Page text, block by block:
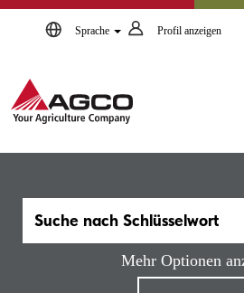
Sprache Profil anzeigen
Mehr Optionen